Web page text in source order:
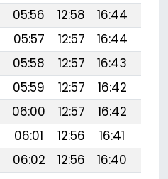
05:56 12:58 16:44
05:57 12:57 16:44
05:58 12:57 16:43
05:59 12:57 16:42
06:00 12:57 16:42
06:01 12:56 16:41
06:02 12:56 16:40